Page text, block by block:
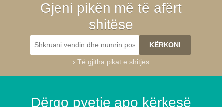
Gjeni pikën më të afërt
shitëse
› Të gjitha pikat e shitjes
Dërgo pyetje apo kërkesë